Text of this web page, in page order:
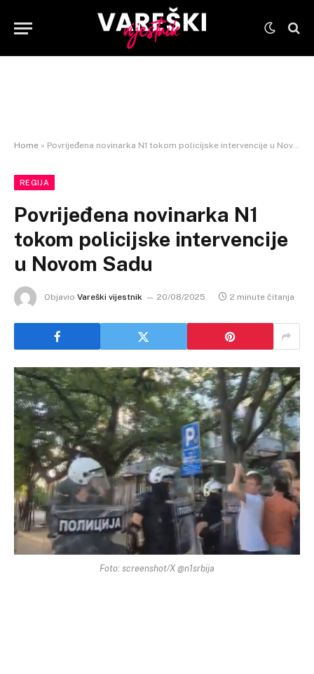
Home » Povrijeđena novinarka N1 tokom policijske intervencije u Novom Sadu
REGIJA
Povrijeđena novinarka N1
tokom policijske intervencije
u Novom Sadu
Objavio Vareški vijestnik 20/08/2025 2 minute čitanja
Foto: screenshot/X @n1srbija